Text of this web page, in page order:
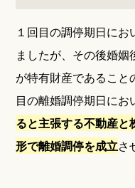
１回目の調停期日に
ましたが、その後婚
が特有財産であること
目の離婚調停期日にお
ると主張する不動産
形で離婚調停を成立さ